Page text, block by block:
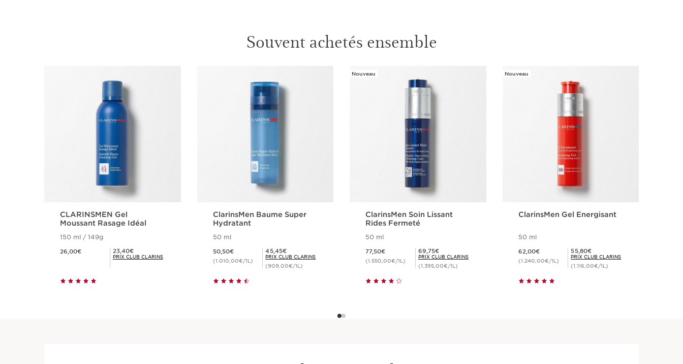
Souvent achetés ensemble
CLARINSMEN Gel
Moussant Rasage Idéal
150 ml / 149g
26,00€ Prix Club Clarins 23,40€
23,40€
PRIX CLUB CLARINS
Achat rapide
ClarinsMen Baume Super
Hydratant
50 ml
50,50€
(1.010,00€/1L)
Prix Club Clarins 45,45€
45,45€
PRIX CLUB CLARINS
(909,00€/1L)
Achat rapide
Nouveau
ClarinsMen Soin Lissant
Rides Fermeté
50 ml
77,50€
(1.550,00€/1L)
Prix Club Clarins 69,75€
69,75€
PRIX CLUB CLARINS
(1.395,00€/1L)
Achat rapide
Nouveau
ClarinsMen Gel Energisant
50 ml
62,00€
(1.240,00€/1L)
Prix Club Clarins 55,80€
55,80€
PRIX CLUB CLARINS
(1.116,00€/1L)
Achat rapide